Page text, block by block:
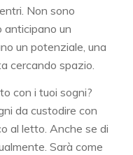
Non sono
anticipano un
un potenziale, una
cercando spazio.
con i tuoi sogni?
da custodire con
al letto. Anche se di
Sarà come